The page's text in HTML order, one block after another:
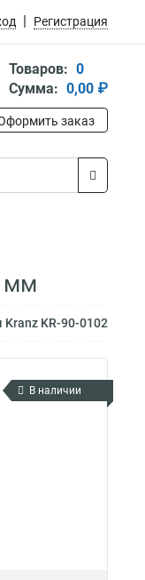
Регистрация
Товаров: 0
Сумма: 0,00 ₽
заказ
мм
KR-90-0102
В наличии